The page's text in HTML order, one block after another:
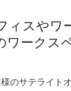
ィスやワ
ワークス
のサテライト